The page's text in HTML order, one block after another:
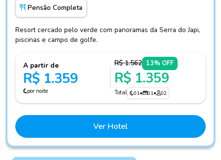
Pensão Completa
Resort cercado pelo verde com panoramas da Serra do Japi,
piscinas e campo de golfe.
A partir de
R$ 1.359
por noite
R$ 1.562 13% OFF
R$ 1.359
Total 01• 01• 02
Ver Hotel